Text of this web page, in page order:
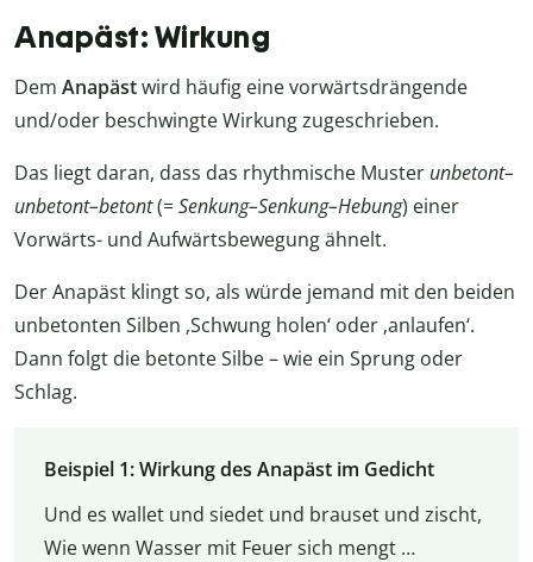
Anapäst: Wirkung
Dem Anapästwird häufig eine vorwärtsdrängende
und/oder beschwingte Wirkung zugeschrieben.
Das liegt daran, dass das rhythmische Muster unbetont–
unbetont–betont(=Senkung–Senkung–Hebung) einer
Vorwärts- und Aufwärtsbewegung ähnelt.
Der Anapäst klingt so, als würde jemand mit den beiden
unbetonten Silben ‚Schwung holen‘ oder ‚anlaufen‘.
Dann folgt die betonte Silbe – wie ein Sprung oder
Schlag.
Beispiel 1: Wirkung des Anapäst im Gedicht
Und es wallet und siedet und brauset und zischt,
Wie wenn Wasser mit Feuer sich mengt …